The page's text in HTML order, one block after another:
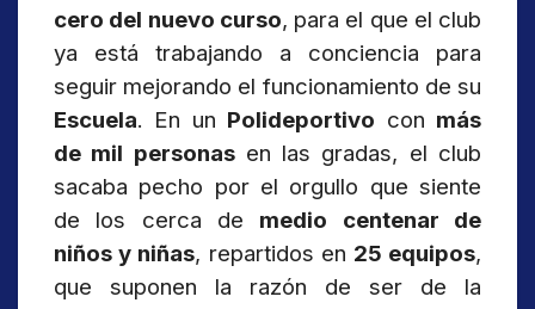
cero del nuevo curso, para el que el club
ya está trabajando a conciencia para
seguir mejorando el funcionamiento de su
Escuela. En un Polideportivo con más
de mil personasen las gradas, el club
sacaba pecho por el orgullo que siente
de los cerca de medio centenar de
niños y niñas, repartidos en 25 equipos,
que suponen la razón de ser de la